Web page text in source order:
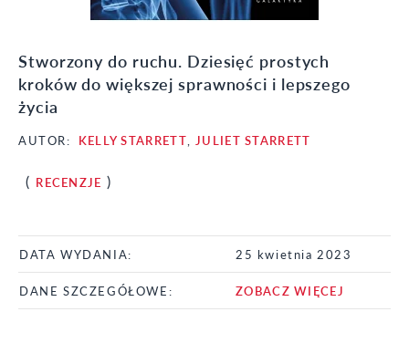
Stworzony do ruchu. Dziesięć prostych
kroków do większej sprawności i lepszego
życia
AUTOR: KELLY STARRETT JULIET STARRETT
( RECENZJE )
DATA WYDANIA: 25 kwietnia 2023
DANE SZCZEGÓŁOWE: ZOBACZ WIĘCEJ